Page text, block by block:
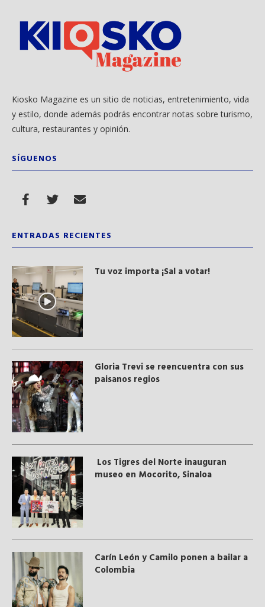
Kiosko Magazine es un sitio de noticias, entretenimiento, vida
y estilo, donde además podrás encontrar notas sobre turismo,
cultura, restaurantes y opinión.
SÍGUENOS
ENTRADAS RECIENTES
Tu voz importa ¡Sal a votar!
Gloria Trevi se reencuentra con sus
paisanos regios
Los Tigres del Norte inauguran
museo en Mocorito, Sinaloa
Carín León y Camilo ponen a bailar a
Colombia